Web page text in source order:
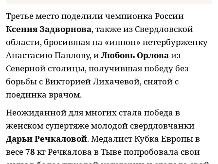
Третье место поделили чемпионка России
Ксения Задворнова, также из Свердловской
области, бросившая на «иппон» петербурженку
Анастасию Павлову, иЛюбовь Орловаиз
Северной столицы, получившая победу без
борьбы с Викторией Лихачевой, снятой с
поединка врачом.
Неожиданной для многих стала победа в
женском супертяже молодой свердловчанки
Дарьи Речкаловой. Медалист Кубка Европы в
весе78 кг Речкалова в Тыве попробовала свои